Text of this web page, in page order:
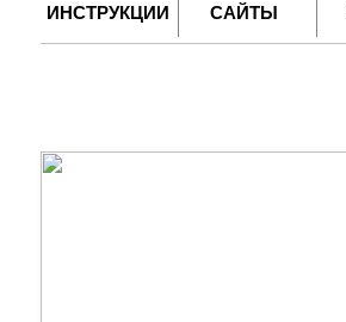
ИНСТРУКЦИИ САЙТЫ